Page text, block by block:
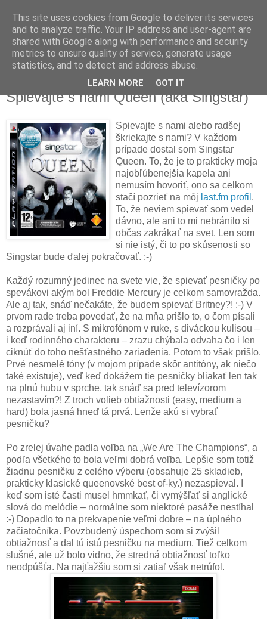
streda 30. decembra 2009
Spievajte s nami Queen (aka Singstar)
Spievajte s nami alebo radšej
škriekajte s nami? V každom
prípade dostal som Singstar
Queen. To, že je to prakticky moja
najobľúbenejšia kapela ani
nemusím hovoriť, ono sa celkom
stačí pozrieť na môj last.fm profil .
To, že neviem spievať som vedel
dávno, ale ani to mi nebránilo si
občas zakrákať na svet. Len som
si nie istý, či to po skúsenosti so
Singstar bude ďalej pokračovať. :-)
Každý rozumný jedinec na svete vie, že spievať pesničky po
spevákovi akým bol Freddie Mercury je celkom samovražda.
Ale aj tak, snáď nečakáte, že budem spievať Britney?! :-) V
prvom rade treba povedať, že na mňa prišlo to, o čom písali
a rozprávali aj iní. S mikrofónom v ruke, s diváckou kulisou –
i keď rodinného charakteru – zrazu chýbala odvaha čo i len
ciknúť do toho nešťastného zariadenia. Potom to však prišlo.
Prvé nesmelé tóny (v mojom prípade skôr antitóny, ak niečo
také existuje), veď keď dokážem tie pesničky bliakať len tak
na plnú hubu v sprche, tak snáď sa pred televízorom
nezastavím?! Z troch volieb obtiažnosti (easy, medium a
hard) bola jasná hneď tá prvá. Lenže akú si vybrať
pesničku?
Po zrelej úvahe padla voľba na „We Are The Champions“, a
podľa všetkého to bola veľmi dobrá voľba. Lepšie som totiž
žiadnu pesničku z celého výberu (obsahuje 25 skladieb,
prakticky klasické queenovské best of-ky.) nezaspieval. I
keď som isté časti musel hmmkať, či vymýšľať si anglické
slová do melódie – normálne som niektoré pasáže nestíhal
:-) Dopadlo to na prekvapenie veľmi dobre – na úplného
začiatočníka. Povzbudený úspechom som si zvýšil
obtiažnosť a dal tú istú pesničku na medium. Tiež celkom
slušné, ale už bolo vidno, že stredná obtiažnosť toľko
neodpúšťa. Na najťažšiu som si zatiaľ však netrúfol.
This site uses cookies from Google to deliver its services
and to analyze traffic. Your IP address and user-agent are
shared with Google along with performance and security
metrics to ensure quality of service, generate usage
statistics, and to detect and address abuse.
LEARN MORE GOT IT